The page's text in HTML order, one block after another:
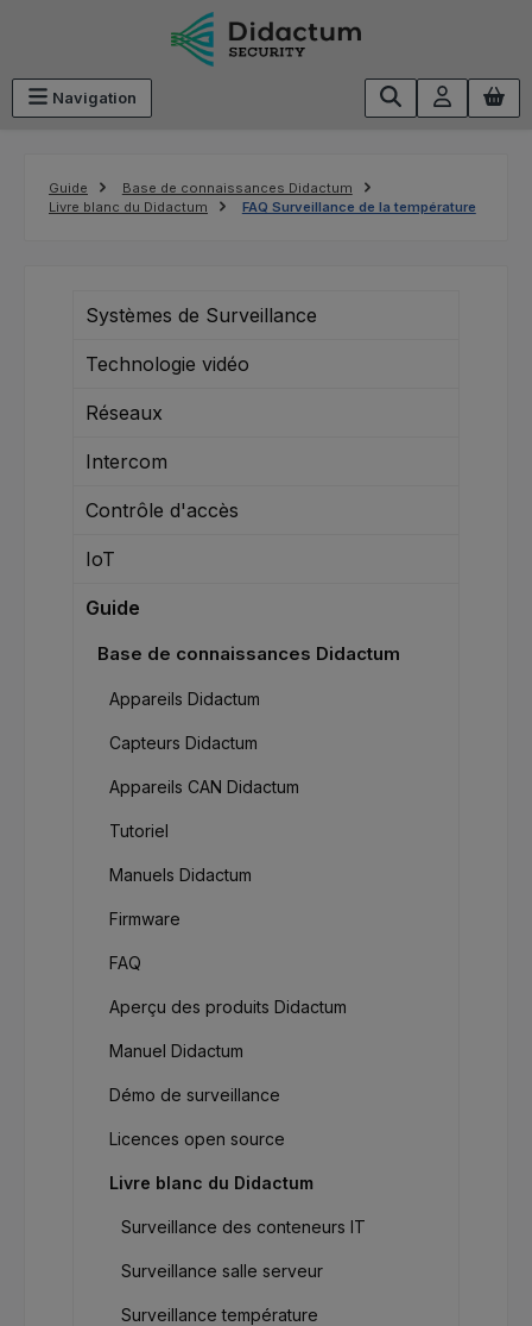
Passer au contenu principal
Navigation
Guide
Base de connaissances Didactum
Livre blanc du Didactum
FAQ Surveillance de la température
Systèmes de Surveillance
Technologie vidéo
Réseaux
Intercom
Contrôle d'accès
IoT
Guide
Base de connaissances Didactum
Appareils Didactum
Capteurs Didactum
Appareils CAN Didactum
Tutoriel
Manuels Didactum
Firmware
FAQ
Aperçu des produits Didactum
Manuel Didactum
Démo de surveillance
Licences open source
Livre blanc du Didactum
Surveillance des conteneurs IT
Surveillance salle serveur
Surveillance température